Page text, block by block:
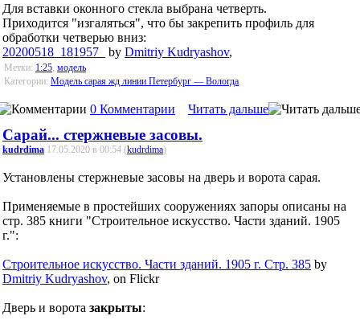
Для вставки оконного стекла выбрана четверть.
Приходится "изгаляться", что бы закрепить профиль для
обработки четверью вниз:
20200518_181957_
by Dmitriy Kudryashov,
Метки: 1:25, модель
Категории: Модель сарая жд линии Петербург — Вологда
0 Комментарии Читать дальше
Сарай... стержневые засовы.
kudrdima 17.05.2020 в 00:54 (kudrdima)
Установлены стержневые засовы на дверь и ворота сарая.
Применяемые в простейших сооружениях запоры описаны на
стр. 385 книги "Строительное искусство. Части зданий. 1905
г.":
Строительное искусство. Части зданий. 1905 г. Стр. 385 by
Dmitriy Kudryashov, on Flickr
Дверь и ворота закрыты: